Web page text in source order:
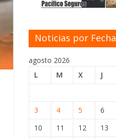
Noticias por Fecha
agosto 2026
L
M X J
3
4 5 6
10
11 12 13